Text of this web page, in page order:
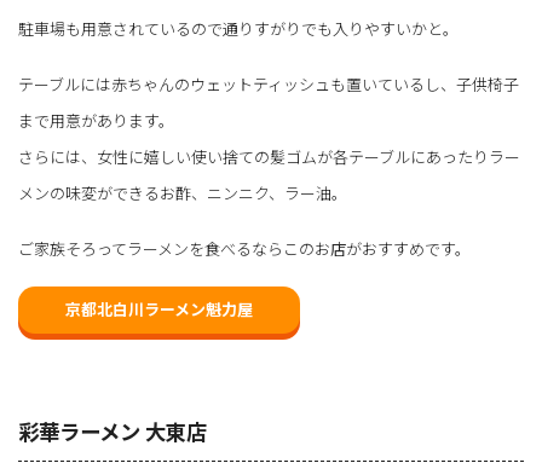
駐車場も用意されているので通りすがりでも入りやすいかと。
テーブルには赤ちゃんのウェットティッシュも置いているし、子供椅子
まで用意があります。
さらには、女性に嬉しい使い捨ての髪ゴムが各テーブルにあったりラー
メンの味変ができるお酢、ニンニク、ラー油。
ご家族そろってラーメンを食べるならこのお店がおすすめです。
京都北白川ラーメン魁力屋
彩華ラーメン 大東店